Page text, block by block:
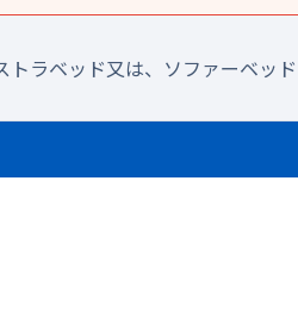
ラベッド又は、ソファーベッ